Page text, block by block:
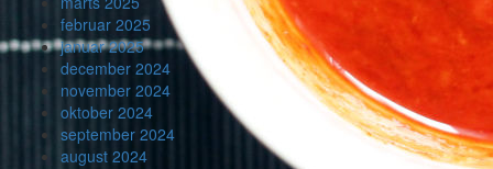
februar 2025
januar 2025
december 2024
november 2024
oktober 2024
september 2024
august 2024